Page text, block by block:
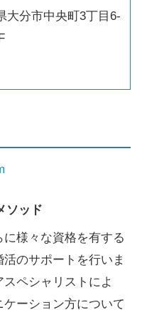
大分市中央町3丁目6-
ソッド
様々な資格を有する
のサポートを行いま
ペシャリストによ
ーション方について